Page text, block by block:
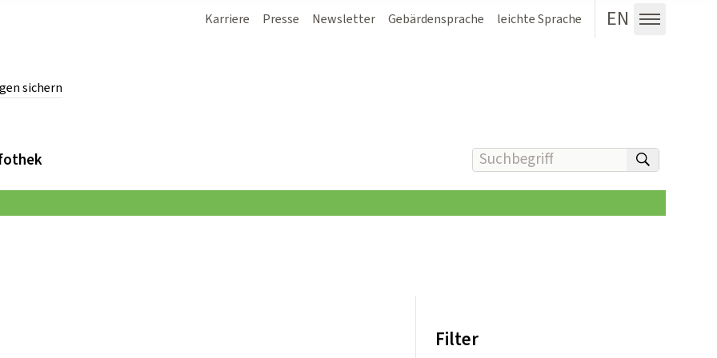
sichern
Karriere Presse Newsletter Gebärdensprache leichte Sprache EN
Menü
Suchbegriff(e) eingeben
Filter